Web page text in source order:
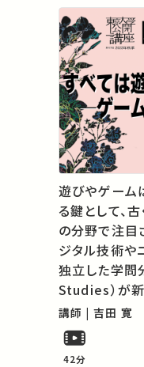
遊びやゲーム
る鍵として、
の分野で注目
ジタル技術や
独立した学問
Studies）が
では、その最新の
シェアが、ほ
ん。 お気に
講師 | 吉田 寛
42分